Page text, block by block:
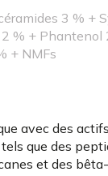
3 % +
% + Phantenol
+ NMFs
avec des
que des
et des bêta-